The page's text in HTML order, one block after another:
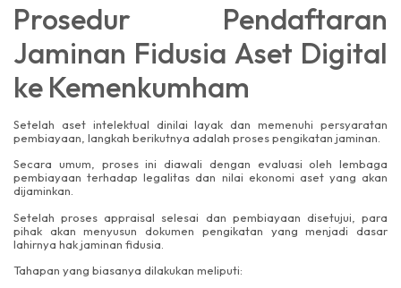
Prosedur Pendaftaran
Jaminan Fidusia Aset Digital
ke Kemenkumham
Setelah aset intelektual dinilai layak dan memenuhi persyaratan
pembiayaan, langkah berikutnya adalah proses pengikatan jaminan.
Secara umum, proses ini diawali dengan evaluasi oleh lembaga
pembiayaan terhadap legalitas dan nilai ekonomi aset yang akan
dijaminkan.
Setelah proses appraisal selesai dan pembiayaan disetujui, para
pihak akan menyusun dokumen pengikatan yang menjadi dasar
lahirnya hak jaminan fidusia.
Tahapan yang biasanya dilakukan meliputi: